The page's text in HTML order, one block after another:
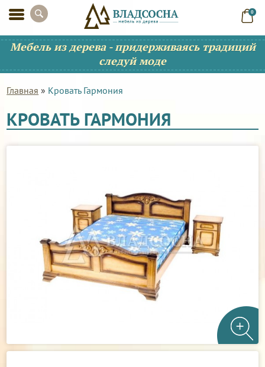
0
Мебель из дерева - придерживаясь традиций
следуй моде
Главная » Кровать Гармония
КРОВАТЬ ГАРМОНИЯ